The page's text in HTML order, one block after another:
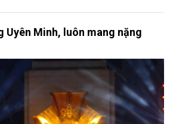
Uyên Minh, luôn mang nặng